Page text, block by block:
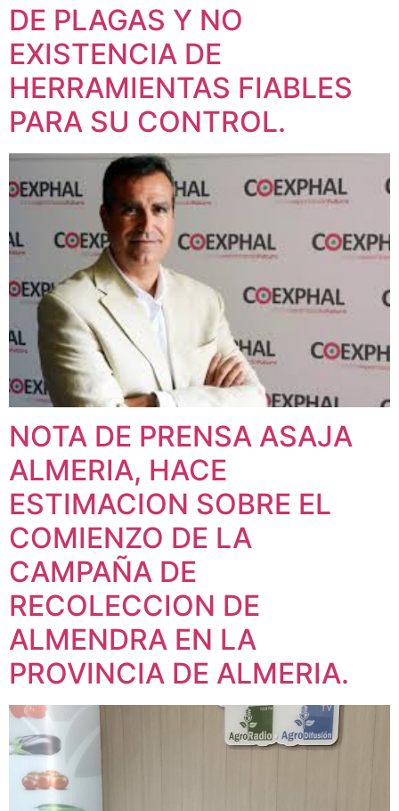
DE PLAGAS Y NO
EXISTENCIA DE
HERRAMIENTAS FIABLES
PARA SU CONTROL.
NOTA DE PRENSA ASAJA
ALMERIA, HACE
ESTIMACION SOBRE EL
COMIENZO DE LA
CAMPAÑA DE
RECOLECCION DE
ALMENDRA EN LA
PROVINCIA DE ALMERIA.